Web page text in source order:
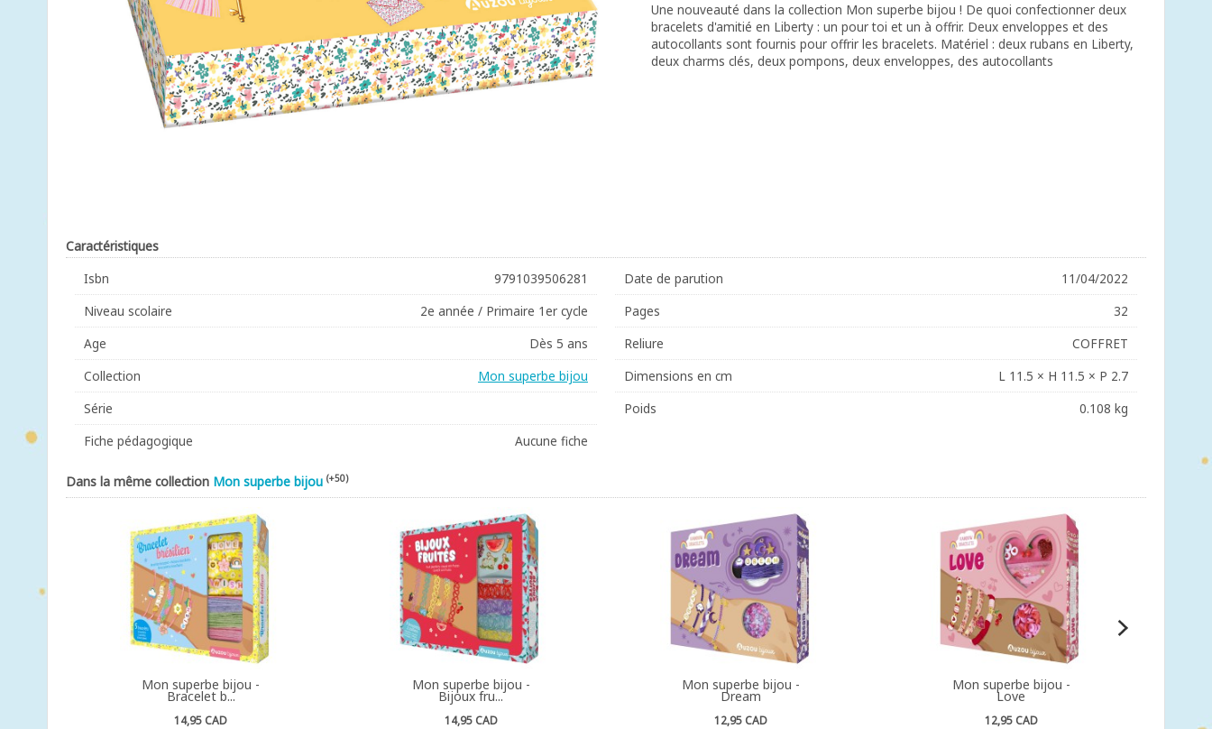
Une nouveauté dans la collection Mon superbe bijou ! De quoi confectionner deux
bracelets d'amitié en Liberty : un pour toi et un à offrir. Deux enveloppes et des
autocollants sont fournis pour offrir les bracelets. Matériel : deux rubans en Liberty,
deux charms clés, deux pompons, deux enveloppes, des autocollants
Caractéristiques
Isbn
9791039506281
Niveau scolaire
2e année / Primaire 1er cycle
Age
Dès 5 ans
Collection
Mon superbe bijou
Série
Fiche pédagogique
Aucune fiche
Date de parution
11/04/2022
Pages
32
Reliure
COFFRET
Dimensions en cm
L 11.5 × H 11.5 × P 2.7
Poids
0.108 kg
Dans la même collection Mon superbe bijou (+50)
Mon superbe bijou -
Bracelet b...
14,95 CAD
Mon superbe bijou -
Bijoux fru...
14,95 CAD
Mon superbe bijou -
Dream
12,95 CAD
Mon superbe bijou -
Love
12,95 CAD